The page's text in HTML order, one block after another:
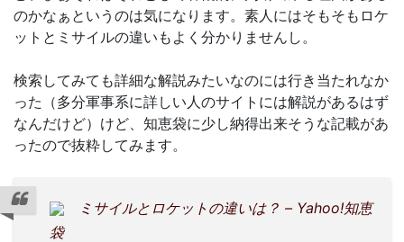
のかなぁというのは気になります。素人にはそもそもロケ
ットとミサイルの違いもよく分かりませんし。
検索してみても詳細な解説みたいなのには行き当たれなか
った（多分軍事系に詳しい人のサイトには解説があるはず
なんだけど）けど、知恵袋に少し納得出来そうな記載があ
ったので抜粋してみます。
ミサイルとロケットの違いは？ – Yahoo!知恵
袋